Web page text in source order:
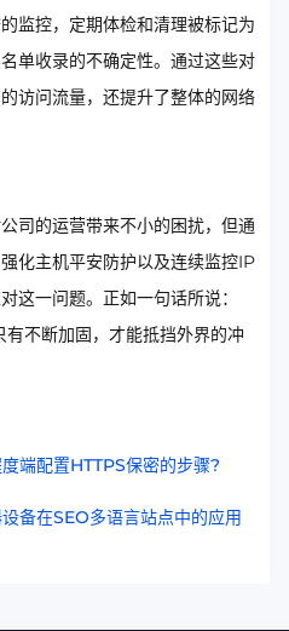
监控，定期体检和清理被标记为
单收录的不确定性。通过这些对
访问流量，还提升了整体的网络
司的运营带来不小的困扰，但通
化主机平安防护以及连续监控IP
这一问题。正如一句话所说：
不断加固，才能抵挡外界的冲
端配置HTTPS保密的步骤?
备在SEO多语言站点中的应用